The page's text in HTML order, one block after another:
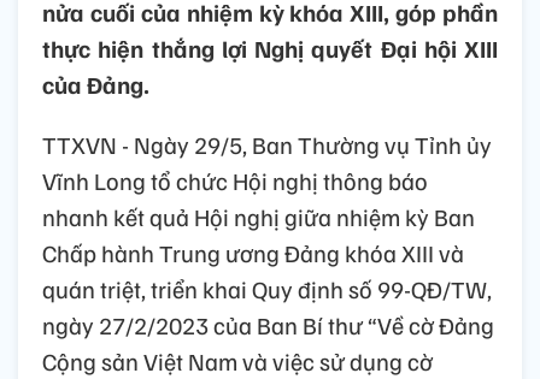
nửa cuối của nhiệm kỳ khóa XIII, góp phần
thực hiện thắng lợi Nghị quyết Đại hội XIII
của Đảng.
TTXVN - Ngày 29/5, Ban Thường vụ Tỉnh ủy
Vĩnh Long tổ chức Hội nghị thông báo
nhanh kết quả Hội nghị giữa nhiệm kỳ Ban
Chấp hành Trung ương Đảng khóa XIII và
quán triệt, triển khai Quy định số 99-QĐ/TW,
ngày 27/2/2023 của Ban Bí thư “Về cờ Đảng
Cộng sản Việt Nam và việc sử dụng cờ